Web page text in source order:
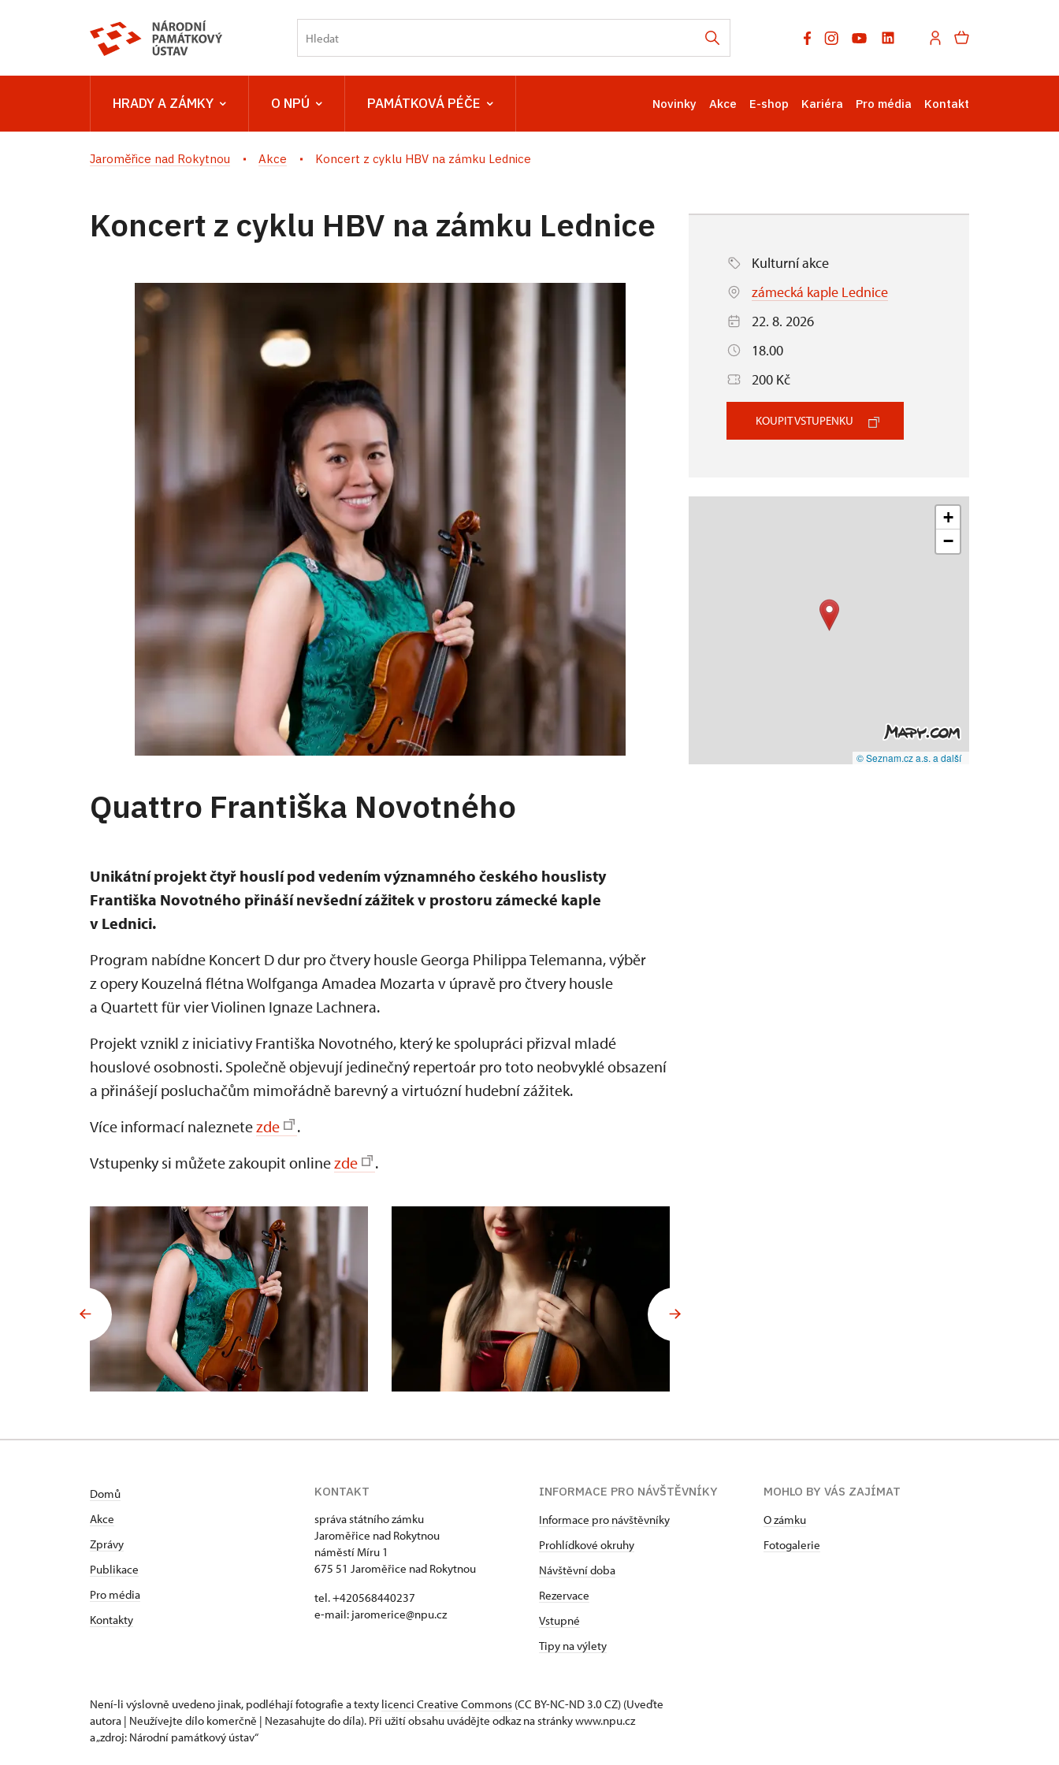
HRADY A ZÁMKY O NPÚ PAMÁTKOVÁ PÉČE Novinky Akce E-shop Kariéra Pro média Kontakt
Jaroměřice nad Rokytnou Akce Koncert z cyklu HBV na zámku Lednice
Koncert z cyklu HBV na zámku Lednice
Quattro Františka Novotného
Unikátní projekt čtyř houslí pod vedením významného českého houslisty
Františka Novotného přináší nevšední zážitek v prostoru zámecké kaple
v Lednici.
Program nabídne Koncert D dur pro čtvery housle Georga Philippa Telemanna, výběr
z opery Kouzelná flétna Wolfganga Amadea Mozarta v úpravě pro čtvery housle
a Quartett für vier Violinen Ignaze Lachnera.
Projekt vznikl z iniciativy Františka Novotného, který ke spolupráci přizval mladé
houslové osobnosti. Společně objevují jedinečný repertoár pro toto neobvyklé obsazení
a přinášejí posluchačům mimořádně barevný a virtuózní hudební zážitek.
Více informací naleznetezde
.
Vstupenky si můžete zakoupit onlinezde .
Kulturní akce
zámecká kaple Lednice
22. 8. 2026
18.00
200 Kč
KOUPIT VSTUPENKU
+
−
© Seznam.cz a.s. a další
Domů
Akce
Zprávy
Publikace
Pro média
Kontakty
KONTAKT
správa státního zámku
Jaroměřice nad Rokytnou
náměstí Míru 1
675 51 Jaroměřice nad Rokytnou
tel. +420568440237
e-mail: jaromerice@npu.cz
INFORMACE PRO NÁVŠTĚVNÍKY
Informace pro návštěvníky
Prohlídkové okruhy
Návštěvní doba
Rezervace
Vstupné
Tipy na výlety
MOHLO BY VÁS ZAJÍMAT
O zámku
Fotogalerie
Není-li výslovně uvedeno jinak, podléhají fotografie a texty licenci Creative Commons (CC BY-NC-ND 3.0 CZ) (Uveďte
autora | Neužívejte dílo komerčně | Nezasahujte do díla). Při užití obsahu uvádějte odkaz na stránky www.npu.cz
a „zdroj: Národní památkový ústav“